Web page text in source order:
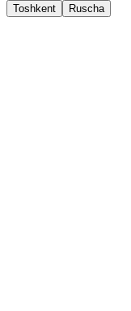
Toshkent Ruscha